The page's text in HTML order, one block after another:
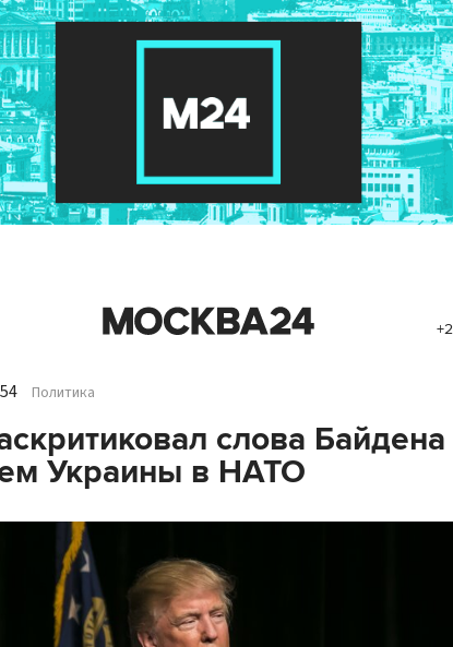
Политика
слова Байдена
Украины в НАТО